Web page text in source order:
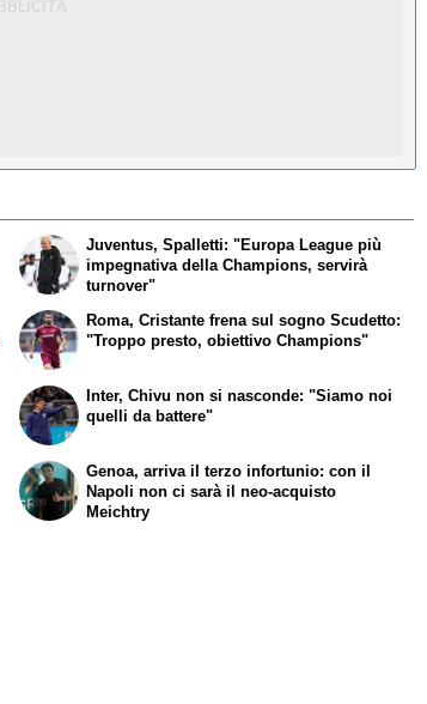
Juventus, Spalletti: "Europa League più
impegnativa della Champions, servirà
turnover"
Roma, Cristante frena sul sogno Scudetto:
"Troppo presto, obiettivo Champions"
Inter, Chivu non si nasconde: "Siamo noi
quelli da battere"
Genoa, arriva il terzo infortunio: con il
Napoli non ci sarà il neo-acquisto
Meichtry